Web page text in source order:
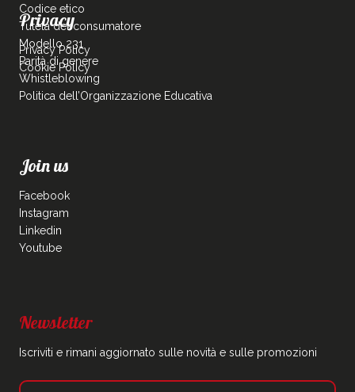
Codice etico
Tutela del consumatore
Modello 231
Parità di genere
Whistleblowing
Politica dell’Organizzazione Educativa
Privacy
Privacy Policy
Cookie Policy
Join us
Facebook
Instagram
Linkedin
Youtube
Newsletter
Iscriviti e rimani aggiornato sulle novità e sulle promozioni